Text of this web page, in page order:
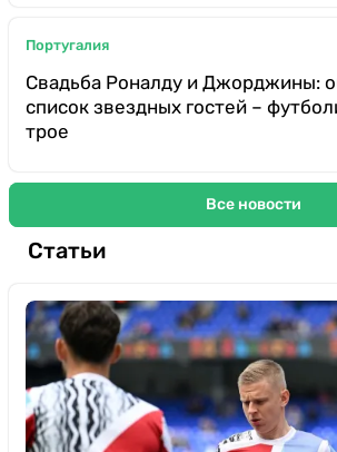
Португалия
Свадьба Роналду и Джорджины:
список звездных гостей –
трое
Все новости
Статьи